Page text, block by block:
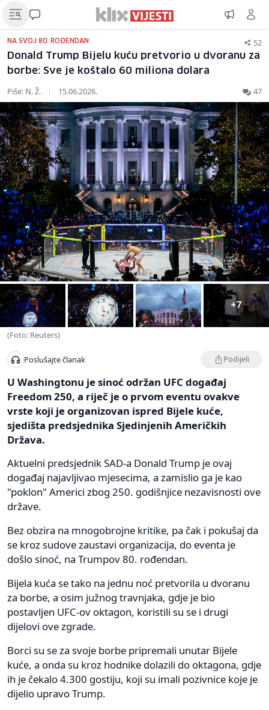
NA SVOJ 80. ROĐENDAN 52
Donald Trump Bijelu kuću pretvorio u dvoranu za
borbe: Sve je koštalo 60 miliona dolara
Piše: N. Ž. | 15.06.2026. 47
+7
(Foto: Reuters)
Poslušajte članak Podijeli
U Washingtonu je sinoć održan UFC događaj
Freedom 250, a riječ je o prvom eventu ovakve
vrste koji je organizovan ispred Bijele kuće,
sjedišta predsjednika Sjedinjenih Američkih
Država.
Aktuelni predsjednik SAD-a Donald Trump je ovaj
događaj najavljivao mjesecima, a zamislio ga je kao
"poklon" Americi zbog 250. godišnjice nezavisnosti ove
države.
Bez obzira na mnogobrojne kritike, pa čak i pokušaj da
se kroz sudove zaustavi organizacija, do eventa je
došlo sinoć, na Trumpov 80. rođendan.
Bijela kuća se tako na jednu noć pretvorila u dvoranu
za borbe, a osim južnog travnjaka, gdje je bio
postavljen UFC-ov oktagon, koristili su se i drugi
dijelovi ove zgrade.
Borci su se za svoje borbe pripremali unutar Bijele
kuće, a onda su kroz hodnike dolazili do oktagona, gdje
ih je čekalo 4.300 gostiju, koji su imali pozivnice koje je
dijelio upravo Trump.